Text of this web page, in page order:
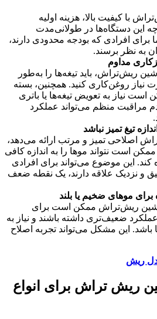
با کیفیت بالا، هزینه اولیه
این دستگاه‌ها در طولانی‌مدت
برای افرادی که بودجه محدودی دارند،
به نظر برسند.
مداوم
ریش‌تراش، باید تیغه‌ها را به‌طور
نیاز روغن‌کاری کنید. همچنین، بسته
است نیاز به تعویض تیغه‌ها یا باتری
مراقبت منظم می‌تواند عملکرد
تیغ تمیز نباشد
اصلاحی تمیز و مرتب ارائه می‌دهد،
ممکن است نتواند موها را به اندازه کافی
کند. این موضوع می‌تواند برای افرادی
و نزدیک علاقه دارند، یک نقطه ضعف
موهای ضخیم یا بلند
ریش‌تراش ممکن است برای
ضعیف‌تری داشته باشند و نیاز به
باشد. این مشکل می‌تواند تجربه اصلاح
ریش
ریش‌ تراش برای انواع